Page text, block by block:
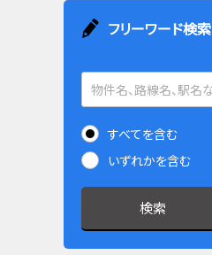
フリーワード検索
すべてを含む
いずれかを含む
検索